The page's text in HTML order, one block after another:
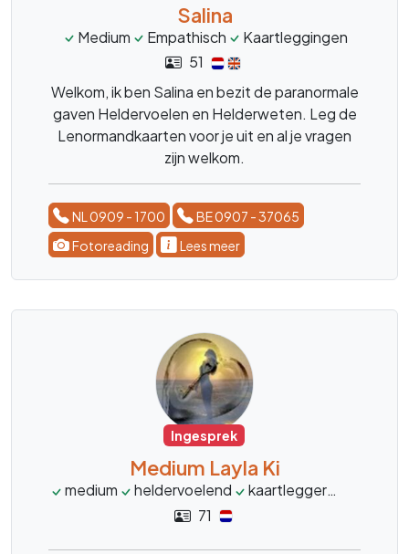
Salina
Medium Empathisch
Kaartleggingen
51
Welkom, ik ben Salina en bezit de paranormale
gaven Heldervoelen en Helderweten. Leg de
Lenormandkaarten voor je uit en al je vragen
zijn welkom.
NL 0909 - 1700
BE 0907 - 37065
Fotoreading
Lees meer
Ingesprek
Medium Layla Ki
medium heldervoelend kaartlegger
71